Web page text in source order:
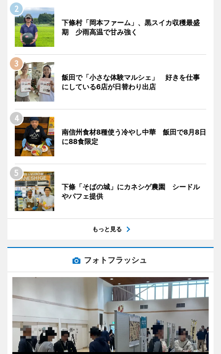
下條村「岡本ファーム」、黒スイカ収穫最盛
期 少雨高温で甘み強く
飯田で「小さな体験マルシェ」 好きを仕事
にしている6店が日替わり出店
南信州食材8種使う冷やし中華 飯田で8月8日
に88食限定
下條「そばの城」にカネシゲ農園 シードル
やパフェ提供
もっと見る
フォトフラッシュ